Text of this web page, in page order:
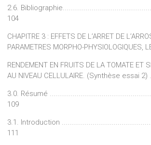
2.6.
104
CHAPITRE 3 : EFFETS DE L’ARRET DE
PARAMETRES MORPHO-PHYSIOLOGIQUES,
RENDEMENT EN FRUITS DE LA TOMATE ET
AU NIVEAU CELLULAIRE. (Synthèse essai 2)
3.0. Résumé
109
3.1. Introduction
111